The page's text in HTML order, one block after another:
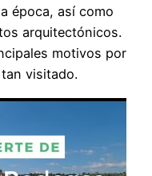
época, así como
arquitectónicos.
motivos por
visitado.